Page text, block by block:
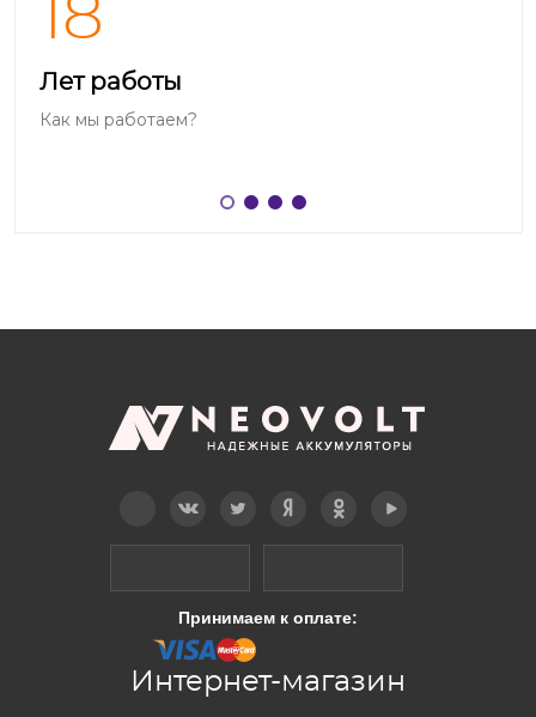
18
Лет работы
Как мы работаем?
Принимаем к оплате:
Интернет-магазин